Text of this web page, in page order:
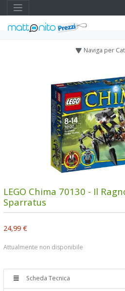
Naviga per
LEGO Chima 70130 - Il
Sparratus
24,99 €
Attualmente non disponibile
Scheda Tecnica